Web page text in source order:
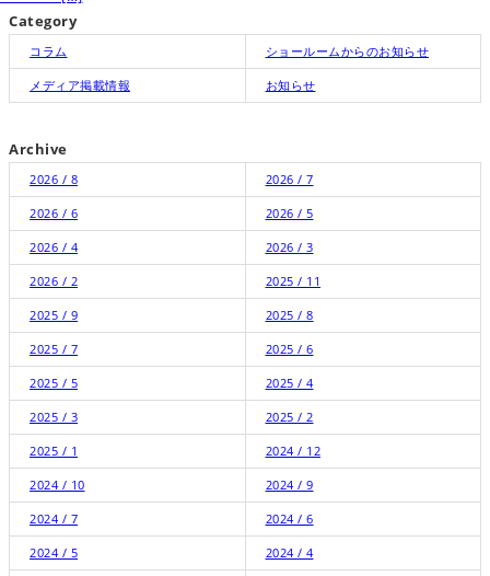
Category
コラム ショールームからのお知らせ
メディア掲載情報 お知らせ
Archive
2026 / 8 2026 / 7
2026 / 6 2026 / 5
2026 / 4 2026 / 3
2026 / 2 2025 / 11
2025 / 9 2025 / 8
2025 / 7 2025 / 6
2025 / 5 2025 / 4
2025 / 3 2025 / 2
2025 / 1 2024 / 12
2024 / 10 2024 / 9
2024 / 7 2024 / 6
2024 / 5 2024 / 4